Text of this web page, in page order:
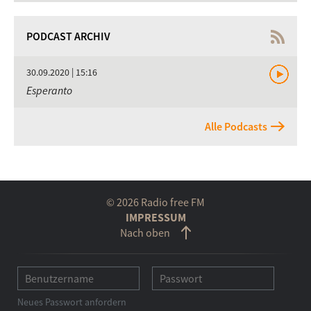
PODCAST ARCHIV
30.09.2020 | 15:16
Esperanto
Alle Podcasts
© 2026 Radio free FM
IMPRESSUM
Nach oben
Neues Passwort anfordern